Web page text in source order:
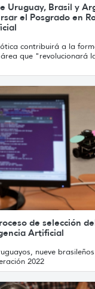
Uruguay, Brasil y
el Posgrado en
contribuirá a la
que "revolucionará
de selección
Artificial
nueve
2022